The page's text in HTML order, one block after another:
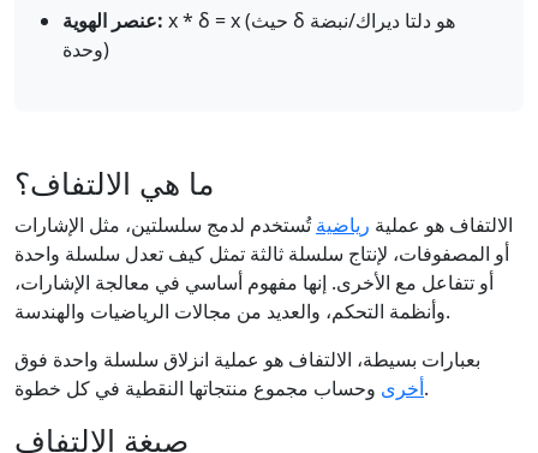
عنصر الهوية: x * δ = x (حيث δ هو دلتا ديراك/نبضة
وحدة)
ما هي الالتفاف؟
الالتفاف هو عملية رياضيةتُستخدم لدمج سلسلتين، مثل الإشارات
أو المصفوفات، لإنتاج سلسلة ثالثة تمثل كيف تعدل سلسلة واحدة
أو تتفاعل مع الأخرى. إنها مفهوم أساسي في معالجة الإشارات،
وأنظمة التحكم، والعديد من مجالات الرياضيات والهندسة.
بعبارات بسيطة، الالتفاف هو عملية انزلاق سلسلة واحدة فوق
أخرىوحساب مجموع منتجاتها النقطية في كل خطوة.
صيغة الالتفاف